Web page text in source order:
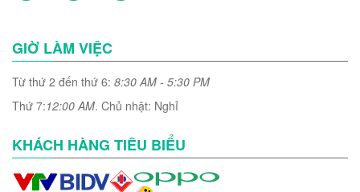
GIỜ LÀM VIỆC
Từ thứ 2 đến thứ 6: 8:30 AM - 5:30 PM
Thứ 7:12:00 AM. Chủ nhật: Nghỉ
KHÁCH HÀNG TIÊU BIỂU